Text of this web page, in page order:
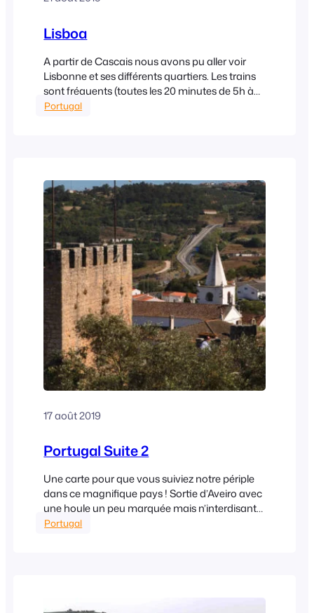
Lisboa
A partir de Cascais nous avons pu aller voir
Lisbonne et ses différents quartiers. Les trains
sont fréquents (toutes les 20 minutes de 5h à
1h du matin !) et pas chers surtout si on prend
Portugal
17 août 2019
Portugal Suite 2
Une carte pour que vous suiviez notre périple
dans ce magnifique pays ! Sortie d’Aveiro avec
une houle un peu marquée mais n’interdisant
pas la sortie pour Kéjadenn. Nous en partons
Portugal